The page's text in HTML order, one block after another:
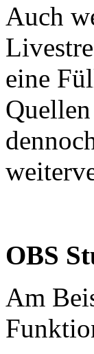
Auch
eine
OBS
Am